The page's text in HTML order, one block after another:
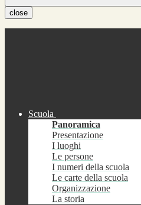
close
Scuola
Panoramica
Presentazione
I luoghi
Le persone
I numeri della scuola
Le carte della scuola
Organizzazione
La storia